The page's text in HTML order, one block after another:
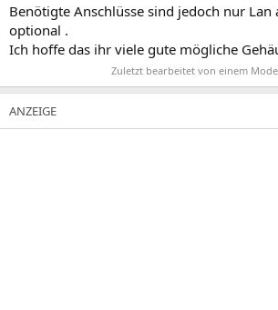
Benötigte Anschlüsse sind jedoch nur Lan
optional .
Ich hoffe das ihr viele gute mögliche
Zuletzt bearbeitet von einem